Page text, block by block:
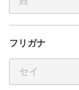
フリガナ